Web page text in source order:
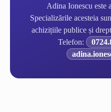
Adina Ionescu este
Specializările acesteia
achizițiile publice și
Telefon: